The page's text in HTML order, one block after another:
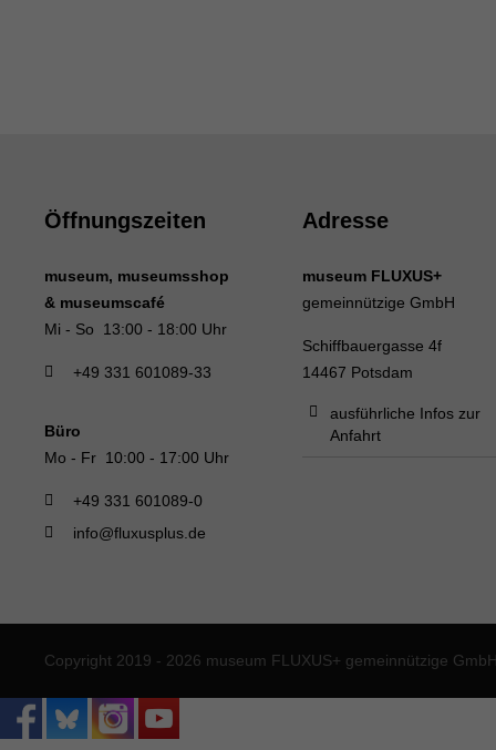
Öffnungszeiten
museum, museumsshop
& museumscafé
Mi - So 13:00 - 18:00 Uhr
+49 331 601089-33
Büro
Mo - Fr 10:00 - 17:00 Uhr
+49 331 601089-0
info@fluxusplus.de
Adresse
museum FLUXUS+
gemeinnützige GmbH
Schiffbauergasse 4f
14467 Potsdam
ausführliche Infos zur
Anfahrt
Copyright 2019 - 2026 museum FLUXUS+ gemeinnützige